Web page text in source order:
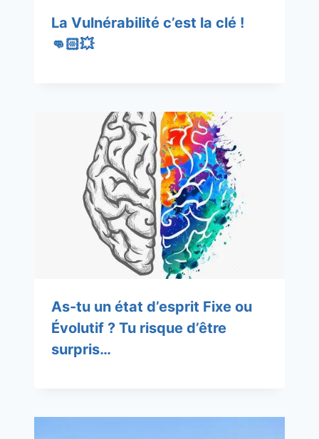
La Vulnérabilité c’est la clé !
👊🏻💥
As-tu un état d’esprit Fixe ou
Évolutif ? Tu risque d’être
surpris…